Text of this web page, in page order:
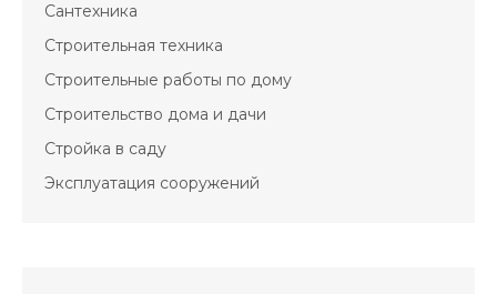
Сантехника
Строительная техника
Строительные работы по дому
Строительство дома и дачи
Стройка в саду
Эксплуатация сооружений